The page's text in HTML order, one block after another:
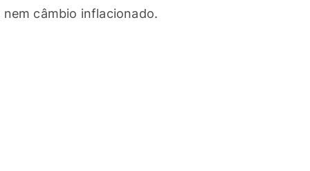
câmbio inflacionado.